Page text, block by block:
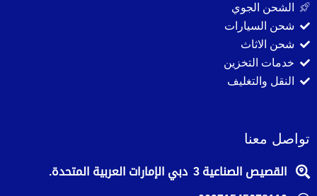
الشحن الجوي
شحن السيارات
شحن الاثاث
خدمات التخزين
النقل والتغليف
تواصل معنا
القصيص الصناعية 3 دبي الإمارات العربية المتحدة.